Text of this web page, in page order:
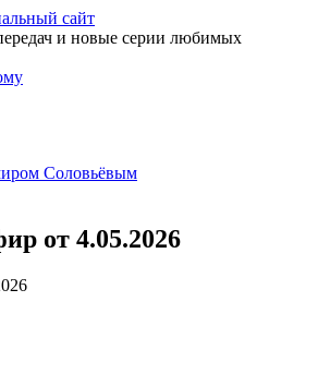
сайт
и новые серии любимых
Соловьёвым
от 4.05.2026